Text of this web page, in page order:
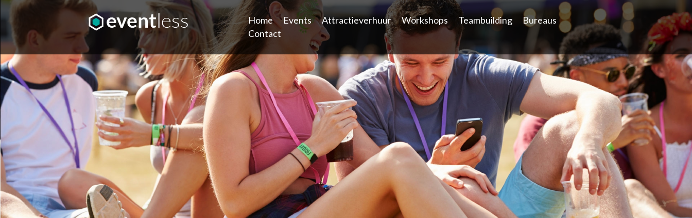
Home Events Attractieverhuur Workshops Teambuilding
Bureaus
Contact